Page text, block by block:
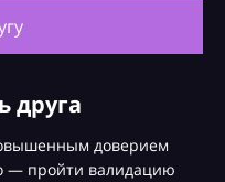
друга
доверием
— пройти валидацию